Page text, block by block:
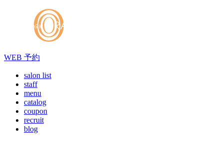
WEB 予約
salon list
staff
menu
catalog
coupon
recruit
blog